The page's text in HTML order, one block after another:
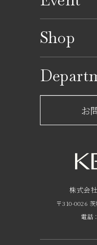
イベントカレン
Shop
レストラン一覧
ショップから
フロアガイド
サービスのご
京成友の会
京成ポイント
お
株式会
〒310-0026
電話